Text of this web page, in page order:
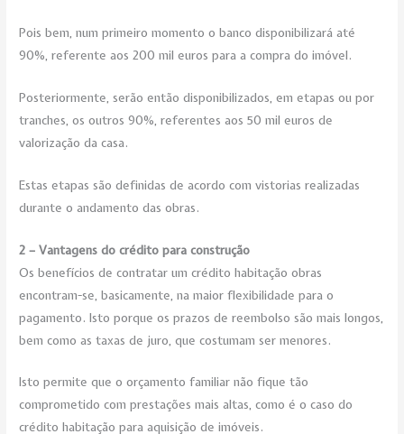
Pois bem, num primeiro momento o banco disponibilizará até
90%, referente aos 200 mil euros para a compra do imóvel.
Posteriormente, serão então disponibilizados, em etapas ou por
tranches, os outros 90%, referentes aos 50 mil euros de
valorização da casa.
Estas etapas são definidas de acordo com vistorias realizadas
durante o andamento das obras.
2 – Vantagens do crédito para construção
Os benefícios de contratar um crédito habitação obras
encontram-se, basicamente, na maior flexibilidade para o
pagamento. Isto porque os prazos de reembolso são mais longos,
bem como as taxas de juro, que costumam ser menores.
Isto permite que o orçamento familiar não fique tão
comprometido com prestações mais altas, como é o caso do
crédito habitação para aquisição de imóveis.